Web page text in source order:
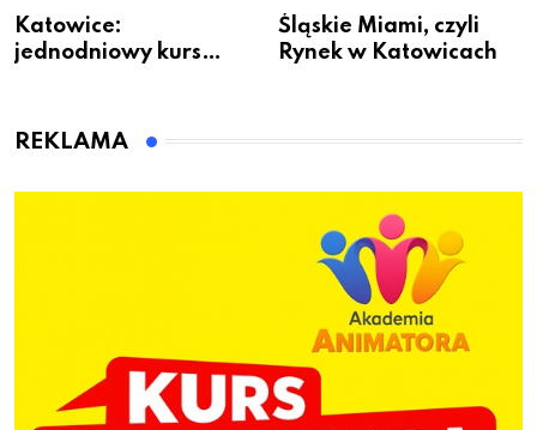
Katowice:
jednodniowy kurs
dzieci
Śląskie Miami, czyli
Rynek w Katowicach
REKLAMA